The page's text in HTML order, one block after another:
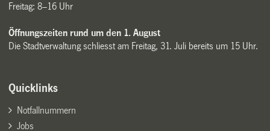
Freitag: 8–16 Uhr
Öffnungszeiten rund um den 1. August
Die Stadtverwaltung schliesst am Freitag, 31. Juli bereits um 15 Uhr.
Quicklinks
Notfallnummern
Jobs